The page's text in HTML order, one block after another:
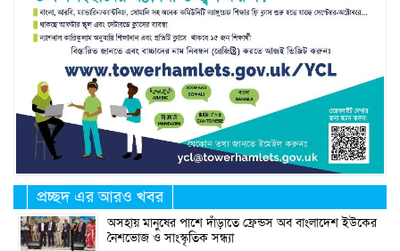
প্রচ্ছদ এর আরও খবর
অসহায় মানুষের পাশে দাঁড়াতে ফ্রেন্ডস অব বাংলাদেশ ইউকের
নৈশভোজ ও সাংস্কৃতিক সন্ধ্যা